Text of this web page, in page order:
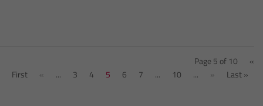
Page 5 of 10
«
First
« ... 3 4 5 6 7 ... 10 ... » Last »